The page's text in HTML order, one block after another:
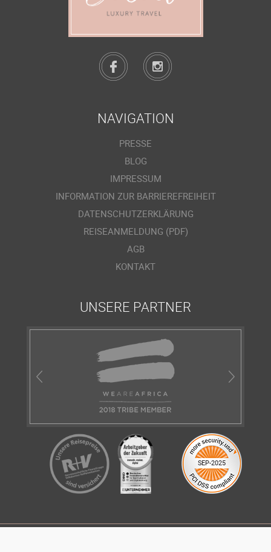
NAVIGATION
PRESSE
BLOG
IMPRESSUM
INFORMATION ZUR BARRIEREFREIHEIT
DATENSCHUTZERKLÄRUNG
REISEANMELDUNG (PDF)
AGB
KONTAKT
UNSERE PARTNER